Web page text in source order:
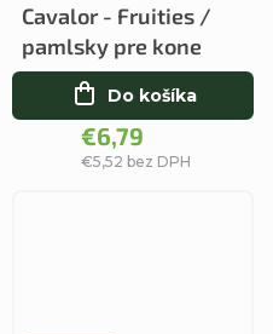
Cavalor - Fruities /
pamlsky pre kone
€5,52 bez DPH
€6,79
Do košíka